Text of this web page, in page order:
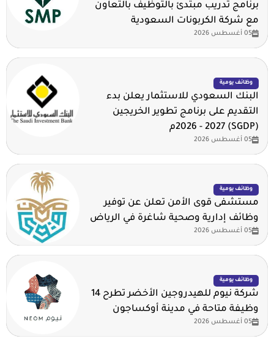
برنامج تدريب مبتدئ بالتوظيف بالتعاون
مع شركة الكربونات السعودية
05 أغسطس 2026
وظائف يومية
البنك السعودي للاستثمار يعلن بدء
التقديم على برنامج تطوير الخريجين
(SGDP) 2026 - 2027م
05 أغسطس 2026
وظائف يومية
مستشفى قوى الأمن تعلن عن توفير
وظائف إدارية وصحية شاغرة في الرياض
05 أغسطس 2026
وظائف يومية
شركة نيوم للهيدروجين الأخضر تطرح 14
وظيفة متاحة في مدينة أوكساجون
05 أغسطس 2026